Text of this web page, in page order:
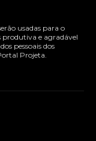
usadas para o
produtiva e agradável
pessoais dos
Projeta.